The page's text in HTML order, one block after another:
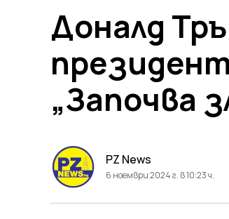
Доналд
„Започва
PZ News
6 ноември 2024 г. в 10:23 ч.